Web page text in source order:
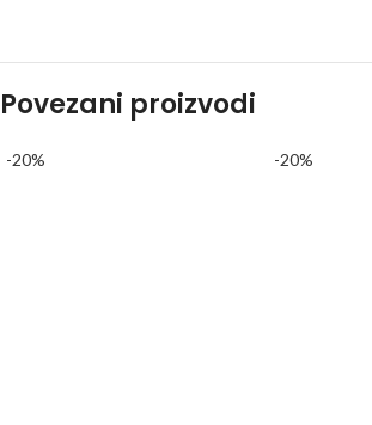
Povezani proizvodi
-20% -20%